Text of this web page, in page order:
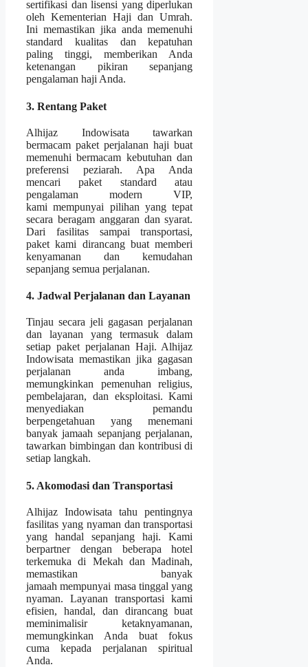
sertifikasi dan lisensi yang diperlukan
oleh Kementerian Haji dan Umrah.
Ini memastikan jika anda memenuhi
standard kualitas dan kepatuhan
paling tinggi, memberikan Anda
ketenangan pikiran sepanjang
pengalaman haji Anda.
3. Rentang Paket
Alhijaz Indowisata tawarkan
bermacam paket perjalanan haji buat
memenuhi bermacam kebutuhan dan
preferensi peziarah. Apa Anda
mencari paket standard atau
pengalaman modern VIP,
kami mempunyai pilihan yang tepat
secara beragam anggaran dan syarat.
Dari fasilitas sampai transportasi,
paket kami dirancang buat memberi
kenyamanan dan kemudahan
sepanjang semua perjalanan.
4. Jadwal Perjalanan dan Layanan
Tinjau secara jeli gagasan perjalanan
dan layanan yang termasuk dalam
setiap paket perjalanan Haji. Alhijaz
Indowisata memastikan jika gagasan
perjalanan anda imbang,
memungkinkan pemenuhan religius,
pembelajaran, dan eksploitasi. Kami
menyediakan pemandu
berpengetahuan yang menemani
banyak jamaah sepanjang perjalanan,
tawarkan bimbingan dan kontribusi di
setiap langkah.
5. Akomodasi dan Transportasi
Alhijaz Indowisata tahu pentingnya
fasilitas yang nyaman dan transportasi
yang handal sepanjang haji. Kami
berpartner dengan beberapa hotel
terkemuka di Mekah dan Madinah,
memastikan banyak
jamaah mempunyai masa tinggal yang
nyaman. Layanan transportasi kami
efisien, handal, dan dirancang buat
meminimalisir ketaknyamanan,
memungkinkan Anda buat fokus
cuma kepada perjalanan spiritual
Anda.